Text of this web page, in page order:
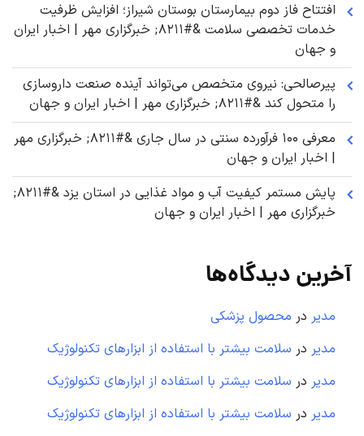
افتتاح فاز دوم بیمارستان بوستان شیراز؛ افزایش ظرفیت
خدمات تخصصی سلامت &#۸۲۱۱; خبرگزاری مهر | اخبار ایران
و جهان
پیرصالحی: نیروی متخصص می‌تواند آینده صنعت داروسازی
را متحول کند &#۸۲۱۱; خبرگزاری مهر | اخبار ایران و جهان
معرفی ۱۰۰ فرآورده سنتی در سال جاری &#۸۲۱۱; خبرگزاری مهر
| اخبار ایران و جهان
پایش مستمر کیفیت آب و مواد غذایی در استان یزد &#۸۲۱۱;
خبرگزاری مهر | اخبار ایران و جهان
آخرین دیدگاه‌ها
مدیر در محصول پزشکی
مدیر در سلامت بیشتر با استفاده از ابزارهای تکنولوژیک
مدیر در سلامت بیشتر با استفاده از ابزارهای تکنولوژیک
مدیر در سلامت بیشتر با استفاده از ابزارهای تکنولوژیک